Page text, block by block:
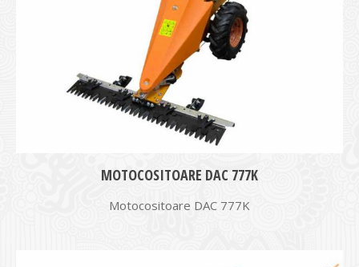
MOTOCOSITOARE DAC 777K
Motocositoare DAC 777K